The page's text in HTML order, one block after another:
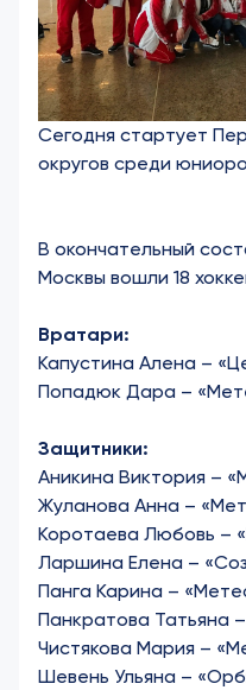
Сегодня стартует
округов среди
В окончательный
Москвы вошли 18
Вратари:
Капустина Алена –
Попадюк Дара –
Защитники:
Аникина Виктория –
Жуланова Анна –
Коротаева Любовь –
Ларшина Елена –
Панга Карина –
Панкратова Татьяна
Чистякова Мария –
Шевень Ульяна –